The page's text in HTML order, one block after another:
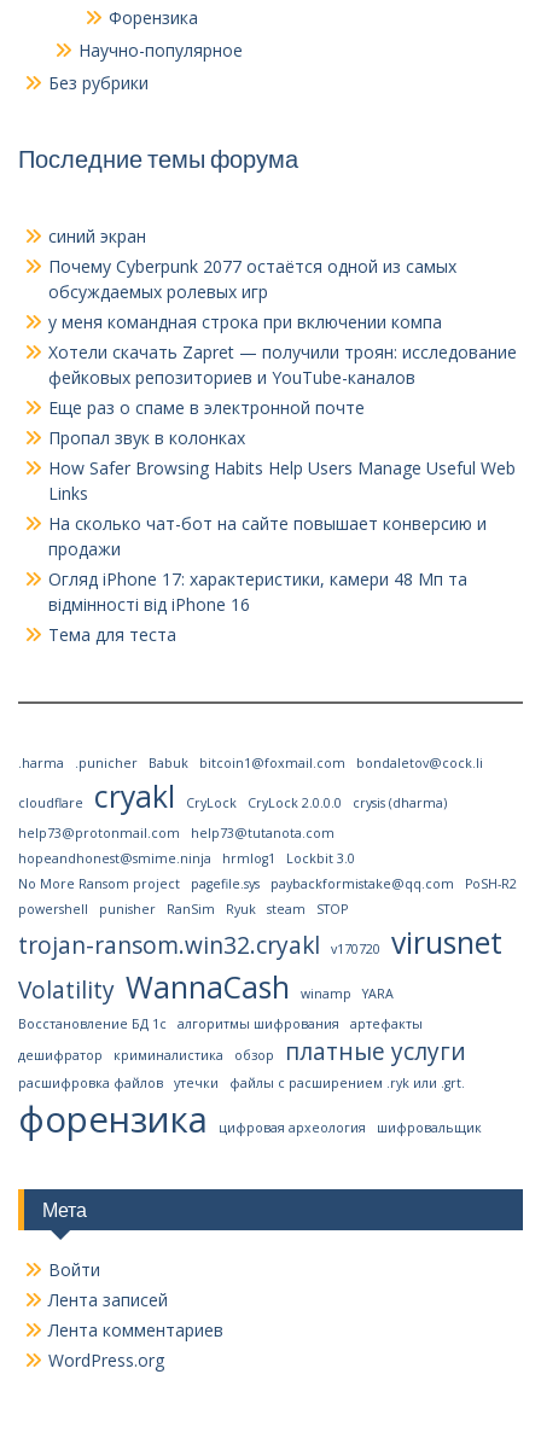
Форензика
Научно-популярное
Без рубрики
Последние темы форума
синий экран
Почему Cyberpunk 2077 остаётся одной из самых
обсуждаемых ролевых игр
у меня командная строка при включении компа
Хотели скачать Zapret — получили троян: исследование
фейковых репозиториев и YouTube-каналов
Еще раз о спаме в электронной почте
Пропал звук в колонках
How Safer Browsing Habits Help Users Manage Useful Web
Links
На сколько чат-бот на сайте повышает конверсию и
продажи
Огляд iPhone 17: характеристики, камери 48 Мп та
відмінності від iPhone 16
Тема для теста
.harma .punicher Babuk bitcoin1@foxmail.com bondaletov@cock.li
cloudflare cryakl CryLock CryLock 2.0.0.0
crysis (dharma)
help73@protonmail.com
help73@tutanota.com
hopeandhonest@smime.ninja
hrmlog1
Lockbit 3.0
No More Ransom project
pagefile.sys paybackformistake@qq.com
PoSH-R2
powershell
punisher RanSim Ryuk steam STOP
trojan-ransom.win32.cryakl v170720 virusnet
Volatility WannaCash winamp
YARA
Восстановление БД 1с
алгоритмы шифрования
артефакты
дешифратор
криминалистика обзор платные услуги
расшифровка файлов утечки файлы с расширением .ryk или .grt.
форензика цифровая археология шифровальщик
Мета
Войти
Лента записей
Лента комментариев
WordPress.org